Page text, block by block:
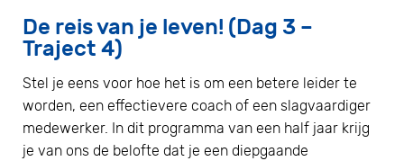
De reis van je leven! (Dag 3 –
Traject 4)
Stel je eens voor hoe het is om een betere leider te
worden, een effectievere coach of een slagvaardiger
medewerker. In dit programma van een half jaar krijg
je van ons de belofte dat je een diepgaande